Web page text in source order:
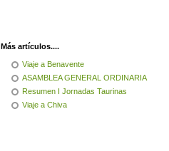
Más artículos....
Viaje a Benavente
ASAMBLEA GENERAL ORDINARIA
Resumen I Jornadas Taurinas
Viaje a Chiva